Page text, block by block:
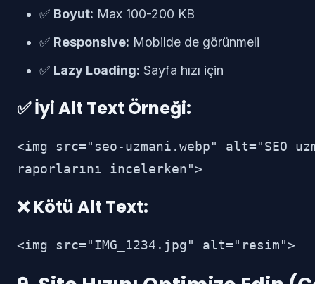
✅ Boyut: Max 100-200 KB
✅ Responsive: Mobilde de görünmeli
✅ Lazy Loading: Sayfa hızı için
✅ İyi Alt Text Örneği:
<img src="seo-uzmani.webp" alt="SEO
raporlarını incelerken">
❌ Kötü Alt Text:
<img src="IMG_1234.jpg" alt="resim">